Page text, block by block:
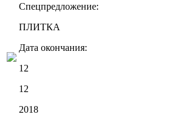
Спецпредложение:
ПЛИТКА
Дата окончания:
12
12
2018